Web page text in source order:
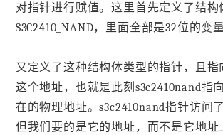
对指针进行赋值。这里首先定义了结构
S3C2410_NAND，里面全部是32位的变量
又定义了这种结构体类型的指针，且指
这个地址，也就是此刻s3c2410nand指
在的物理地址。s3c2410nand指针访问了
但我们要的是它的地址，而不是它地址